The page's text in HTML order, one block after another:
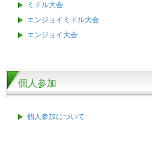
ミドル大会
エンジョイミドル大会
エンジョイ大会
個人参加
個人参加について